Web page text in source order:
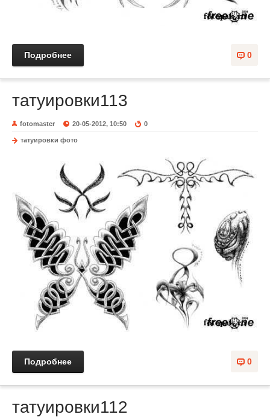
0
Подробнее
татуировки113
fotomaster 20-05-2012, 10:50 0
татуировки фото
0
Подробнее
татуировки112